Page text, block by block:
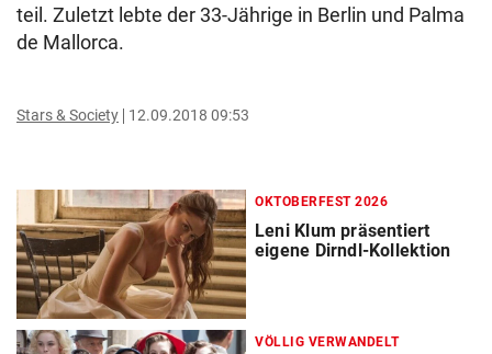
teil. Zuletzt lebte der 33-Jährige in Berlin und Palma
de Mallorca.
Stars & Society 12.09.2018 09:53
OKTOBERFEST 2026
Leni Klum präsentiert
eigene Dirndl-Kollektion
VÖLLIG VERWANDELT